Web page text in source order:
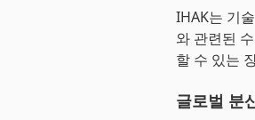
IHAK는 기
와 관련된
할 수 있는
글로벌 분